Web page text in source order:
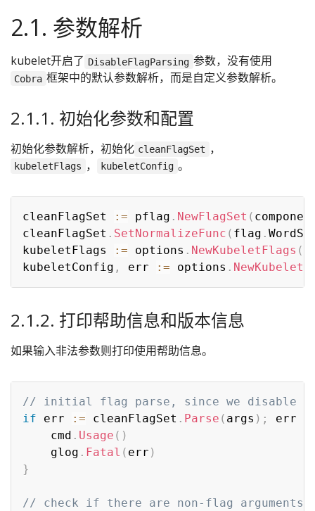
2.1. 参数解析
kubelet开启了 DisableFlagParsing 参数，没有使用
Cobra 框架中的默认参数解析，而是自定义参数解析。
2.1.1. 初始化参数和配置
初始化参数解析，初始化 cleanFlagSet ，
kubeletFlags ， kubeletConfig 。
cleanFlagSet := pflag . NewFlagSet (
cleanFlagSet . SetNormalizeFunc ( flag .
kubeletFlags
:= options . NewKubeletFlags (
kubeletConfig , err := options .
2.1.2. 打印帮助信息和版本信息
如果输入非法参数则打印使用帮助信息。
// initial flag parse, since we disable
if err := cleanFlagSet . Parse ( args ) ; err
	cmd
. Usage ( )
	glog
. Fatal ( err )
}
// check if there are non-flag arguments